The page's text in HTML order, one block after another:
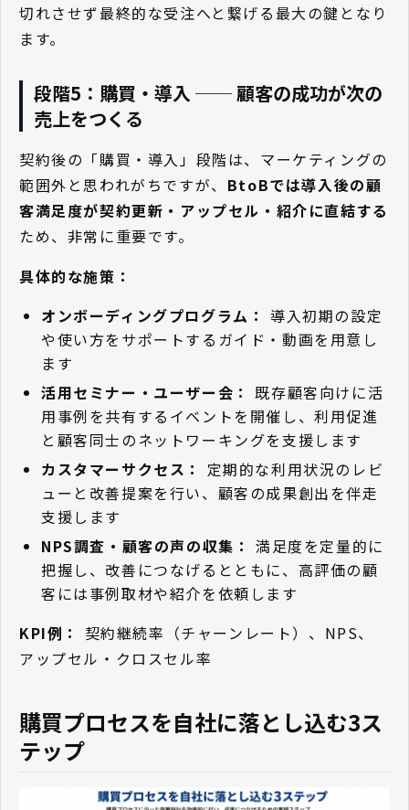
切れさせず最終的な受注へと繋げる最大の鍵となり
ます。
段階5：購買・導入 ── 顧客の成功が次の
売上をつくる
契約後の「購買・導入」段階は、マーケティングの
範囲外と思われがちですが、 BtoBでは導入後の顧
客満足度が契約更新・アップセル・紹介に直結する
ため、非常に重要です。
具体的な施策：
オンボーディングプログラム： 導入初期の設定
や使い方をサポートするガイド・動画を用意し
ます
活用セミナー・ユーザー会： 既存顧客向けに活
用事例を共有するイベントを開催し、利用促進
と顧客同士のネットワーキングを支援します
カスタマーサクセス：
定期的な利用状況のレビ
ューと改善提案を行い、顧客の成果創出を伴走
支援します
NPS調査・顧客の声の収集： 満足度を定量的に
把握し、改善につなげるとともに、高評価の顧
客には事例取材や紹介を依頼します
KPI例：
契約継続率（チャーンレート）、NPS、
アップセル・クロスセル率
購買プロセスを自社に落とし込む3ス
テップ